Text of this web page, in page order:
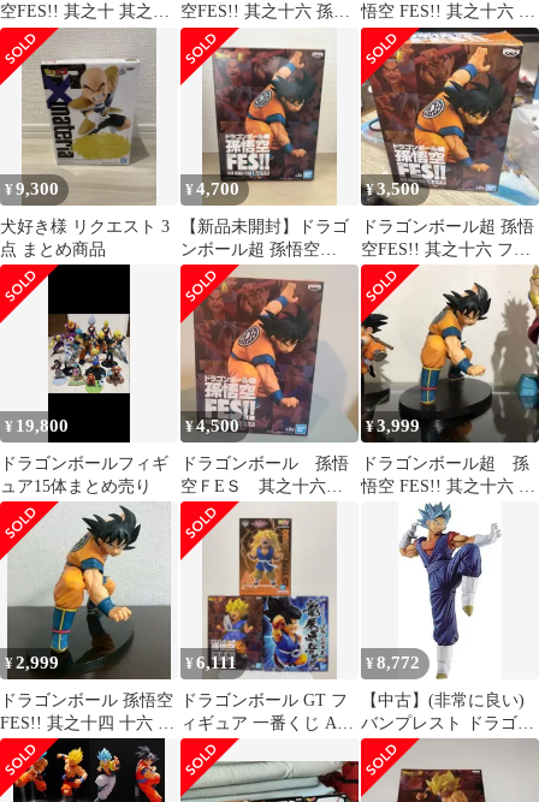
空FES!! 其之十 其之十
六 超サイヤ人 超サイヤ
人3
空FES!! 其之十六 孫悟
空 フィギュア
悟空 FES!! 其之十六 フ
ィギュア プライズ
¥9,300
犬好き様 リクエスト 3
点 まとめ商品
¥4,700
【新品未開封】ドラゴ
ンボール超 孫悟空
FES!! 其之十六 フィギ
ュア
¥3,500
ドラゴンボール超 孫悟
空FES!! 其之十六 フィ
ギュア
¥ 19,800
ドラゴンボールフィギ
ュア15体まとめ売り
¥4,500
ドラゴンボール 孫悟
空ＦEＳ 其之十六
フィギュア
¥3,999
ドラゴンボール超 孫
悟空 FES!! 其之十六 フ
ィギュア プライズ
¥2,999
ドラゴンボール 孫悟空
FES!! 其之十四 十六 悟
空 フィギア
¥6,111
ドラゴンボール GT フ
ィギュア 一番くじ A
賞 孫悟空FES
¥8,772
【中古】(非常に良い)
バンプレスト ドラゴン
ボール超 孫悟空FES!!
其之十四 超サイヤ人ゴ
ッド超サイヤ人ベジッ